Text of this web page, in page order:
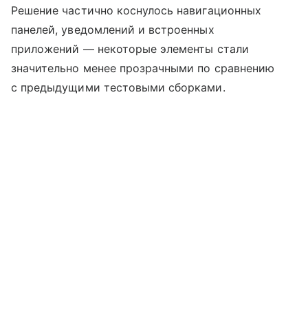
Решение частично коснулось навигационных
панелей, уведомлений и встроенных
приложений — некоторые элементы стали
значительно менее прозрачными по сравнению
с предыдущими тестовыми сборками.